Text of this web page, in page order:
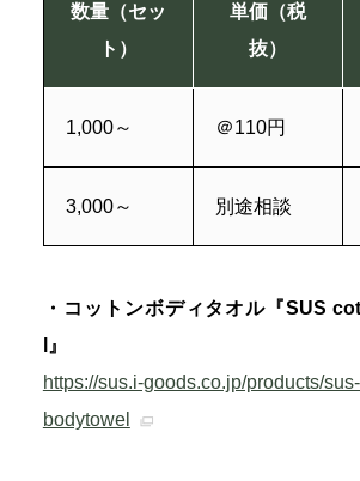
数量（セッ
ト）
単価（税
抜）
1,000～ ＠110円
3,000～ 別途相談
・コットンボディタオル『SUS
l』
https://sus.i-goods.co.jp/products/
bodytowel